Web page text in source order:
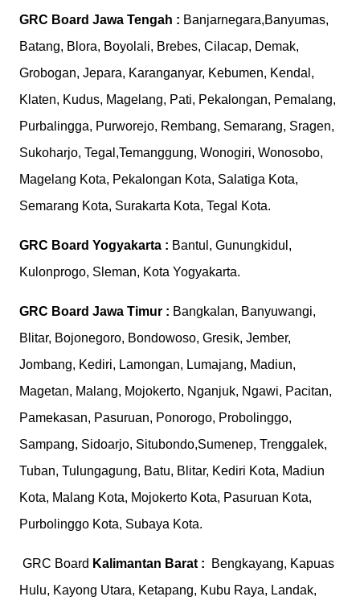
GRC Board Jawa Tengah : Banjarnegara,Banyumas,
Batang, Blora, Boyolali, Brebes, Cilacap, Demak,
Grobogan, Jepara, Karanganyar, Kebumen, Kendal,
Klaten, Kudus, Magelang, Pati, Pekalongan, Pemalang,
Purbalingga, Purworejo, Rembang, Semarang, Sragen,
Sukoharjo, Tegal,Temanggung, Wonogiri, Wonosobo,
Magelang Kota, Pekalongan Kota, Salatiga Kota,
Semarang Kota, Surakarta Kota, Tegal Kota.
GRC Board Yogyakarta : Bantul, Gunungkidul,
Kulonprogo, Sleman, Kota Yogyakarta.
GRC Board Jawa Timur : Bangkalan, Banyuwangi,
Blitar, Bojonegoro, Bondowoso, Gresik, Jember,
Jombang, Kediri, Lamongan, Lumajang, Madiun,
Magetan, Malang, Mojokerto, Nganjuk, Ngawi, Pacitan,
Pamekasan, Pasuruan, Ponorogo, Probolinggo,
Sampang, Sidoarjo, Situbondo,Sumenep, Trenggalek,
Tuban, Tulungagung, Batu, Blitar, Kediri Kota, Madiun
Kota, Malang Kota, Mojokerto Kota, Pasuruan Kota,
Purbolinggo Kota, Subaya Kota.
GRC Board Kalimantan Barat :
Bengkayang, Kapuas
Hulu, Kayong Utara, Ketapang, Kubu Raya, Landak,